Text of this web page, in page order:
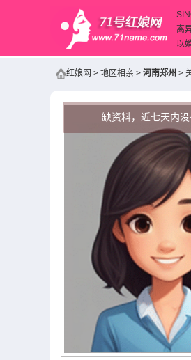
离
以
红娘网 > 地区相亲 > 河南郑州 >
缺资料，近七天内没